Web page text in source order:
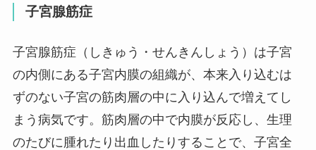
子宮腺筋症
子宮腺筋症（しきゅう・せんきんしょう）は子宮
の内側にある子宮内膜の組織が、本来入り込むは
ずのない子宮の筋肉層の中に入り込んで増えてし
まう病気です。筋肉層の中で内膜が反応し、生理
のたびに腫れたり出血したりすることで、子宮全